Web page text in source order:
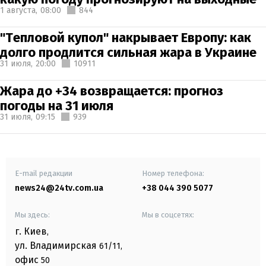
1 августа, 08:00 844
"Тепловой купол" накрывает Европу: как
долго продлится сильная жара в Украине
31 июля, 20:00 10911
Жара до +34 возвращается: прогноз
погоды на 31 июля
31 июля, 09:15 939
E-mail редакции
news24@24tv.com.ua
Номер телефона:
+38 044 390 5077
Мы здесь:
г. Киев,
ул. Владимирская 61/11,
офис 50
Мы в соцсетях: